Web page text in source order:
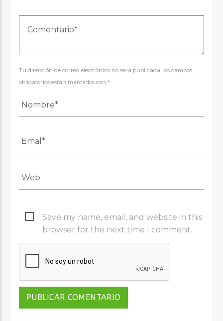
Tu dirección de correo electrónico no será publicada.Los campos
obligatorios están marcados con *
Save my name, email, and website in this
browser for the next time I comment.